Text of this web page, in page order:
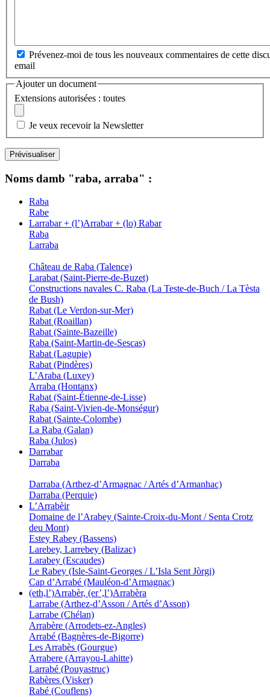
Prévenez-moi de tous les nouveaux commentaires de cette
email
Ajouter un document
Extensions autorisées : toutes
Je veux recevoir la Newsletter
Noms damb "raba, arraba" :
Raba
Rabe
Larrabar + (l’)Arrabar + (lo) Rabar
Raba
Larraba
Château de Raba (Talence)
Larabat (Saint-Pierre-de-Buzet)
Constructions navales C. Raba (La Teste-de-Buch / La Tèsta
de Bush)
Rabat (Le Verdon-sur-Mer)
Rabat (Roaillan)
Rabat (Sainte-Bazeille)
Raba (Saint-Martin-de-Sescas)
Rabat (Lagupie)
Rabat (Pindères)
L’Araba (Luxey)
Arraba (Hontanx)
Rabat (Saint-Étienne-de-Lisse)
Raba (Saint-Vivien-de-Monségur)
Rabat (Sainte-Colombe)
La Raba (Galan)
Raba (Julos)
Darrabar
Darraba
Darraba (Arthez-d’Armagnac / Artés d’Armanhac)
Darraba (Perquie)
L’Arrabèir
Domaine de l’Arabey (Sainte-Croix-du-Mont / Senta Crotz
deu Mont)
Estey Rabey (Bassens)
Larebey, Larrebey (Balizac)
Larabey (Escaudes)
Le Rabey (Isle-Saint-Georges / L’Isla Sent Jòrgi)
Cap d’Arrabé (Mauléon-d’Armagnac)
(eth,l’)Arrabèr, (er’,l’)Arrabèra
Larrabe (Arthez-d’Asson / Artés d’Asson)
Larrabe (Chélan)
Arrabère (Arrodets-ez-Angles)
Arrabé (Bagnères-de-Bigorre)
Les Arrabès (Gourgue)
Arrabere (Arrayou-Lahitte)
Larrabé (Pouyastruc)
Rabères (Visker)
Rabé (Couflens)